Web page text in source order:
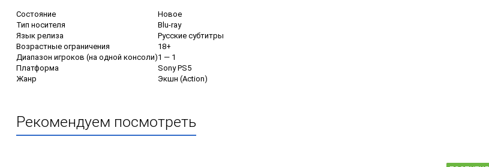
Состояние
Новое
Тип носителя
Blu-ray
Язык релиза
Русские субтитры
Возрастные ограничения
18+
Диапазон игроков (на одной консоли)1 — 1
Платформа
Sony PS5
Жанр
Экшн (Action)
Рекомендуем посмотреть